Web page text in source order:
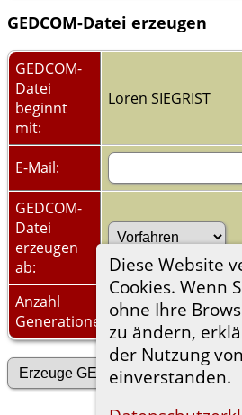
Diese Website
Cookies. Wenn
ohne Ihre
zu ändern,
der Nutzung
einverstanden.
GEDCOM-Datei erzeugen
GEDCOM-
Datei
beginnt
mit:
Loren SIEGRIST
E-Mail:
GEDCOM-
Datei
erzeugen
ab:
Anzahl
Generationen: